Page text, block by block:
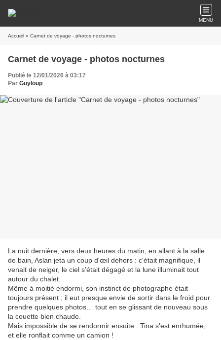
MENU
Accueil » Carnet de voyage - photos nocturnes
Carnet de voyage - photos nocturnes
Publié le 12/01/2026 à 03:17
Par Guyloup
La nuit dernière, vers deux heures du matin, en allant à la salle
de bain, Aslan jeta un coup d'œil dehors : c'était magnifique, il
venait de neiger, le ciel s'était dégagé et la lune illuminait tout
autour du chalet.
Même à moitié endormi, son instinct de photographe était
toujours présent ; il eut presque envie de sortir dans le froid pour
prendre quelques photos… tout en se glissant de nouveau sous
la couette bien chaude.
Mais impossible de se rendormir ensuite : Tina s'est enrhumée,
et elle ronflait comme un camion !